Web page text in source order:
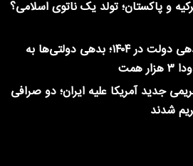
و پاکستان؛ تولد یک ناتوی اسلامی؟
رکوردزنی بدهی دولت در ۱۴۰۴؛ بدهی دولتی‌ها به
همت
جدید آمریکا علیه ایران؛ دو صرافی
شدند